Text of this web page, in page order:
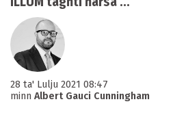
28 ta' Lulju 2021 08:47
minn Albert Gauci Cunningham